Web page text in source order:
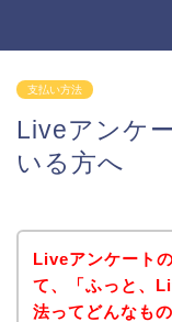
支払い方法
Liveアンケ
いる方へ
Liveアンケート
て、「ふっと、
法ってどんなも